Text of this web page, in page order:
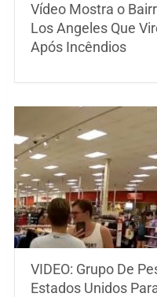
Vídeo Mostra o
Los Angeles Que
Após Incêndios
VIDEO: Grupo De
Estados Unidos